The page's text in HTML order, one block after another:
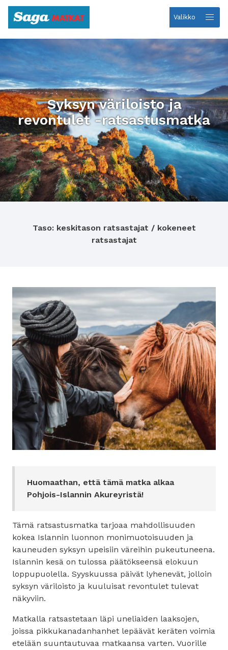
Etusivulle
Valikko
Syksyn väriloisto ja
revontulet -ratsastusmatka
Taso: keskitason ratsastajat / kokeneet
ratsastajat
Huomaathan, että tämä matka alkaa
Pohjois-Islannin Akureyristä!
Tämä ratsastusmatka tarjoaa mahdollisuuden
kokea Islannin luonnon monimuotoisuuden ja
kauneuden syksyn upeisiin väreihin pukeutuneena.
Islannin kesä on tulossa päätökseensä elokuun
loppupuolella. Syyskuussa päivät lyhenevät, jolloin
syksyn väriloisto ja kuuluisat revontulet tulevat
näkyviin.
Matkalla ratsastetaan läpi uneliaiden laaksojen,
joissa pikkukanadanhanhet lepäävät keräten voimia
etelään suuntautuvaa matkaansa varten. Vuorille